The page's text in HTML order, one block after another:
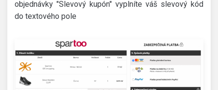
objednávky "Slevový kupón" vyplníte váš slevový kód
do textového pole